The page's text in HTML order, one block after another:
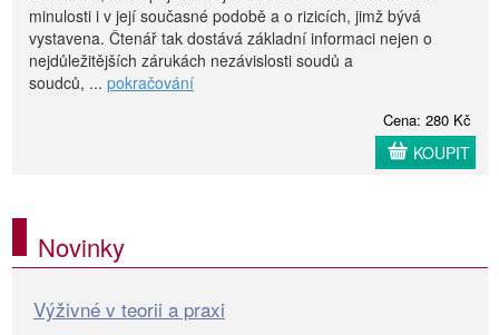
minulosti i v její současné podobě a o rizicích, jimž bývá
vystavena. Čtenář tak dostává základní informaci nejen o
nejdůležitějších zárukách nezávislosti soudů a
soudců, ... pokračování
Cena: 280 Kč
KOUPIT
Novinky
Výživné v teorii a praxi